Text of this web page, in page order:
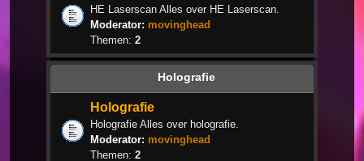
HE Laserscan Alles over HE Laserscan.
Moderator: movinghead
Themen: 2
Holografie
Holografie
Holografie Alles over holografie.
Moderator: movinghead
Themen: 2